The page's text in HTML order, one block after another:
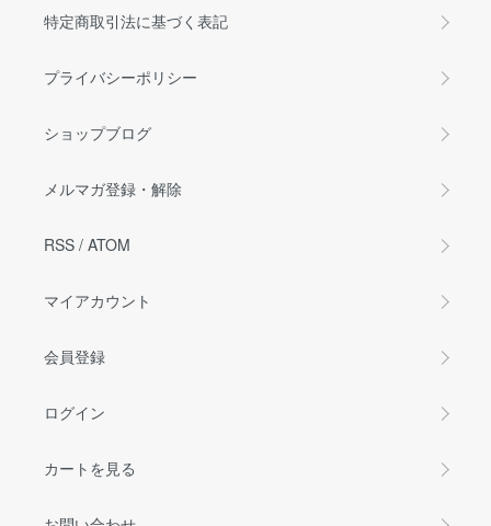
特定商取引法に基づく表記
プライバシーポリシー
ショップブログ
メルマガ登録・解除
RSS / ATOM
マイアカウント
会員登録
ログイン
カートを見る